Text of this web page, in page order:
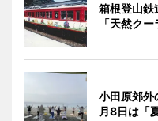
箱根登山鉄
「天然ク
小田原郊
月8日は「